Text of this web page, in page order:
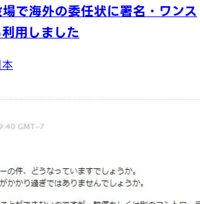
で海外の委任状に署名・ワンス
用しました